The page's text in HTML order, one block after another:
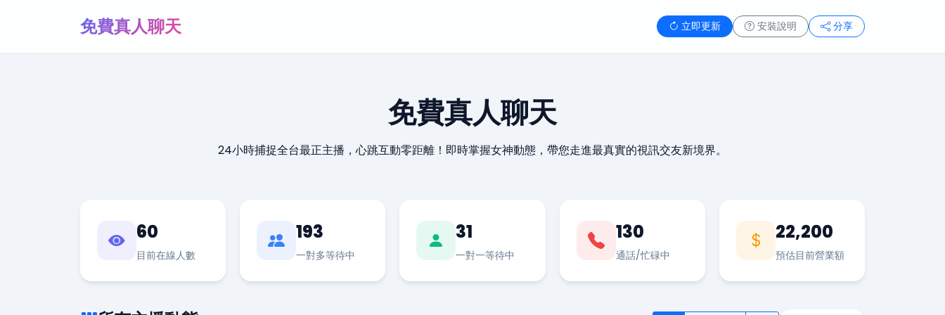
免費真人聊天 立即更新 安裝說明 分享
免費真人聊天
24小時捕捉全台最正主播，心跳互動零距離！即時掌握女神動態，帶您走進最真實的視訊交友新境界。
60
目前在線人數
193
一對多等待中
31
一對一等待中
130
通話/忙碌中
22,200
預估目前營業額